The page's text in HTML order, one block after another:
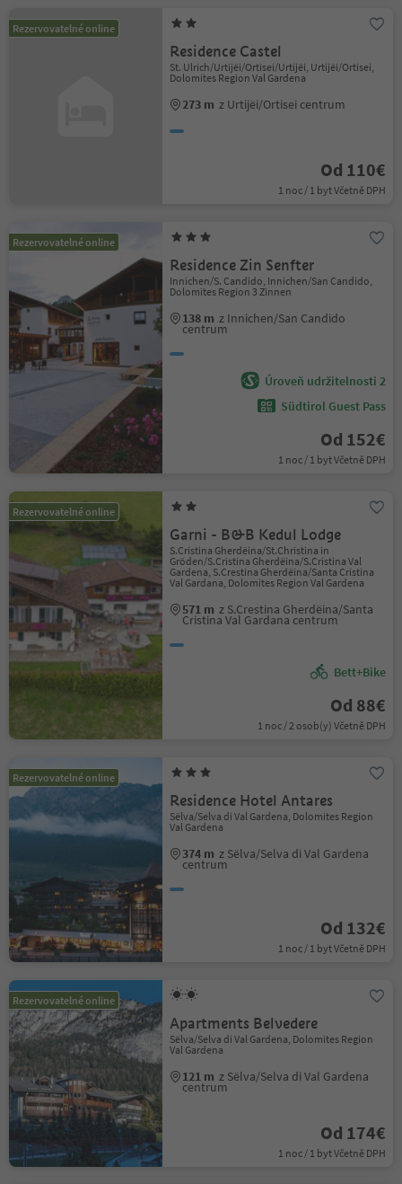
Rezervovatelné online
Residence Castel
St. Ulrich/Urtijëi/Ortisei/Urtijëi, Urtijëi/Ortisei,
Dolomites Region Val Gardena
273 m z Urtijëi/Ortisei centrum
Od 110€
1 noc / 1 byt Včetně DPH
Rezervovatelné online
Residence Zin Senfter
Innichen/S. Candido, Innichen/San Candido,
Dolomites Region 3 Zinnen
138 m z Innichen/San Candido
centrum
Úroveň udržitelnosti 2
Südtirol Guest Pass
Od 152€
1 noc / 1 byt Včetně DPH
Rezervovatelné online
Garni - B&B Kedul Lodge
S.Cristina Gherdëina/St.Christina in
Gröden/S.Cristina Gherdëina/S.Cristina Val
Gardena, S.Crestina Gherdëina/Santa Cristina
Val Gardana, Dolomites Region Val Gardena
571 m z S.Crestina Gherdëina/Santa
Cristina Val Gardana centrum
Bett+Bike
Od 88€
1 noc / 2 osob(y) Včetně DPH
Rezervovatelné online
Residence Hotel Antares
Sëlva/Selva di Val Gardena, Dolomites Region
Val Gardena
374 m z Sëlva/Selva di Val Gardena
centrum
Od 132€
1 noc / 1 byt Včetně DPH
Rezervovatelné online
Apartments Belvedere
Sëlva/Selva di Val Gardena, Dolomites Region
Val Gardena
121 m z Sëlva/Selva di Val Gardena
centrum
Od 174€
1 noc / 1 byt Včetně DPH